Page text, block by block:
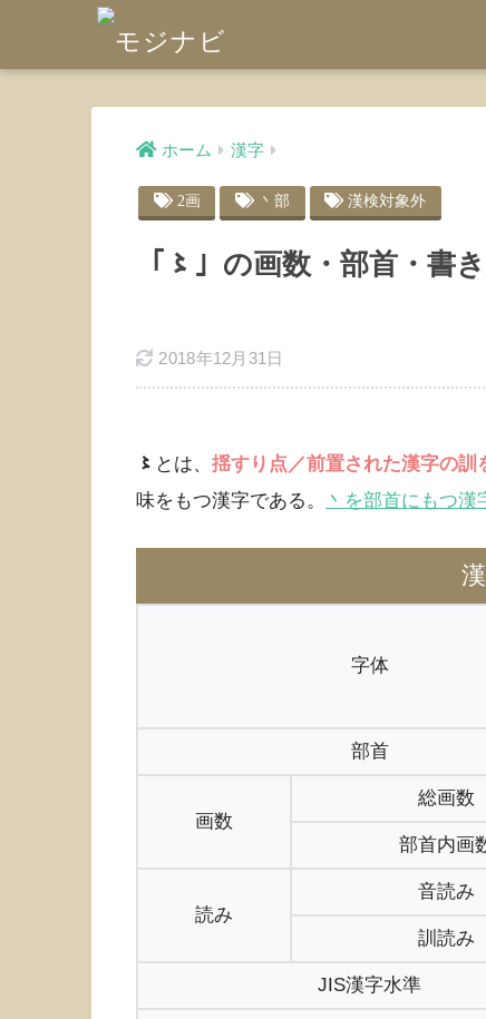
ホーム 漢字
2画 丶部 漢検対象外
「〻」の画数・部首・書
2018年12月31日
〻 とは、 揺すり点／前置された漢字の
味をもつ漢字である。
丶を部首にもつ漢
字体
部首
画数
総画数
部首内画
読み
音読み
訓読み
JIS漢字水準